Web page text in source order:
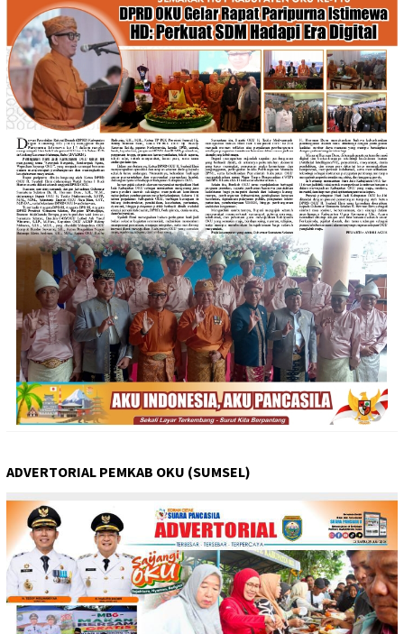
ADVERTORIAL PEMKAB OKU (SUMSEL)